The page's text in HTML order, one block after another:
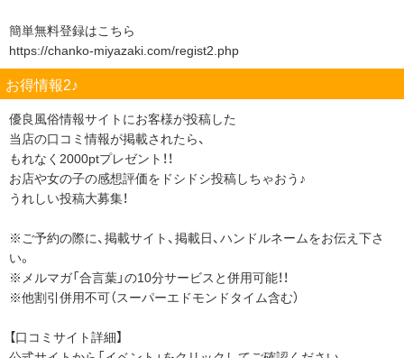
簡単無料登録はこちら
https://chanko-miyazaki.com/regist2.php
お得情報2♪
優良風俗情報サイトにお客様が投稿した
当店の口コミ情報が掲載されたら、
もれなく2000ptプレゼント！！
お店や女の子の感想評価をドシドシ投稿しちゃおう♪
うれしい投稿大募集！
※ご予約の際に、掲載サイト、掲載日、ハンドルネームをお伝え下さ
い。
※メルマガ「合言葉」の10分サービスと併用可能！！
※他割引併用不可（スーパーエドモンドタイム含む）
【口コミサイト詳細】